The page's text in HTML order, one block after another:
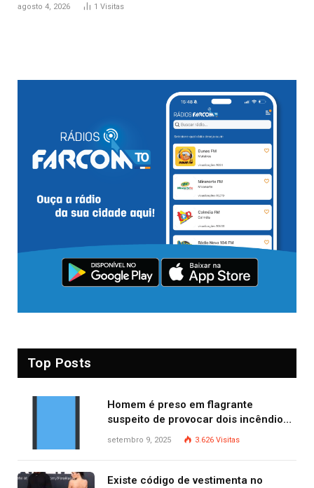
agosto 4, 2026 1 Visitas
Top Posts
Homem é preso em flagrante
suspeito de provocar dois incêndios
criminosos no mesmo dia
setembro 9, 2025 3.626 Visitas
Existe código de vestimenta no